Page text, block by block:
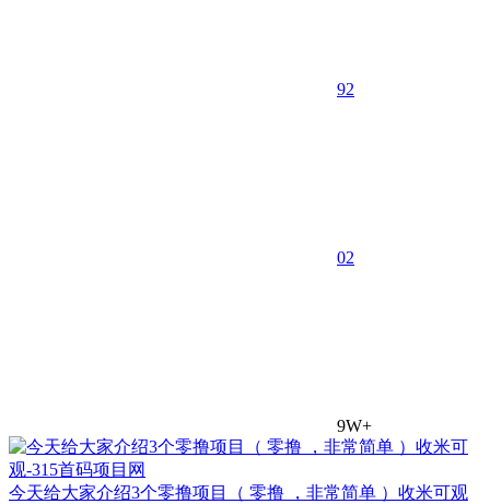
92
02
9W+
今天给大家介绍3个零撸项目（ 零撸 ，非常简单 ）收米可观